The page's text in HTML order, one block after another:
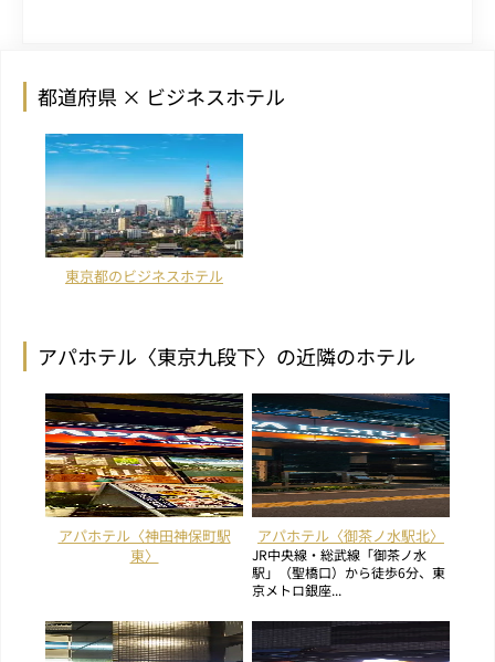
都道府県 × ビジネスホテル
東京都のビジネスホテル
アパホテル〈東京九段下〉の近隣のホテル
アパホテル〈神田神保町駅
東〉
アパホテル〈御茶ノ水駅北〉
JR中央線・総武線「御茶ノ水
駅」（聖橋口）から徒歩6分、東
京メトロ銀座...